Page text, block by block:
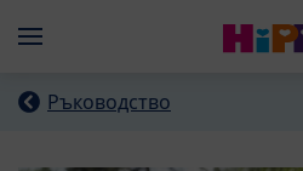
Menü
Ръководство